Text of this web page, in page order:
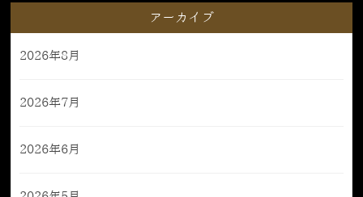
アーカイブ
2026年8月
2026年7月
2026年6月